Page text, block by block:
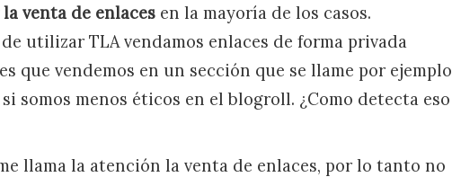
venta de enlaces en la mayoría de los casos.
utilizar TLA vendamos enlaces de forma privada
que vendemos en un sección que se llame por ejemplo
somos menos éticos en el blogroll. ¿Como detecta eso
llama la atención la venta de enlaces, por lo tanto no